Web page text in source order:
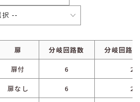
扉 分岐回路数 分岐回路
扉付 6 2
扉なし 6 2